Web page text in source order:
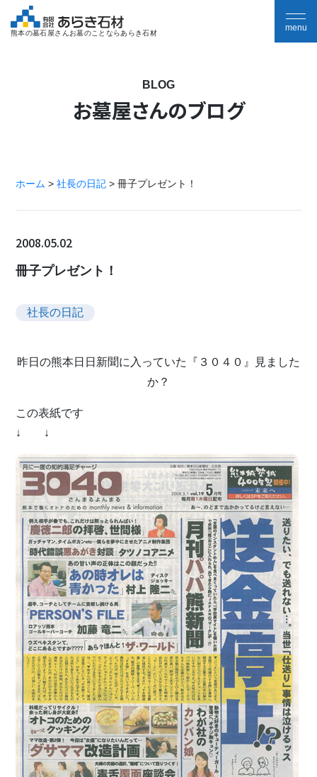
熊本の墓石屋さんお墓のことならあらき石材
BLOG
お墓屋さんのブログ
ホーム >社長の日記 >冊子プレゼント！
2008.05.02
冊子プレゼント！
社長の日記
昨日の熊本日日新聞に入っていた『３０４０』見ました
か？
この表紙です
↓ ↓